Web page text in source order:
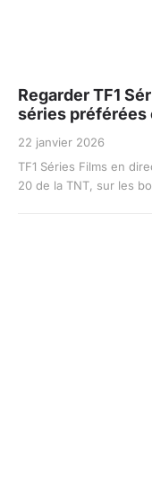
Regarder TF1
séries préférées
22 janvier 2026
TF1 Séries Films en
20 de la TNT, sur les